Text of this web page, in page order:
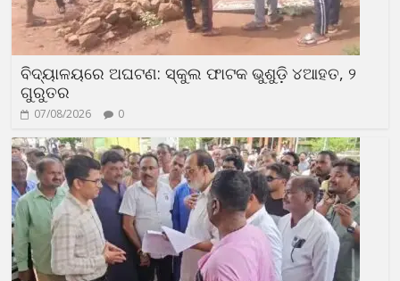
ବିଦ୍ୟାଳୟରେ ଅଘଟଣ: ସ୍କୁଲ ଫାଟକ ଭୁଶୁଡ଼ି ୪ଆହତ, ୨
ଗୁରୁତର
07/08/2026 0